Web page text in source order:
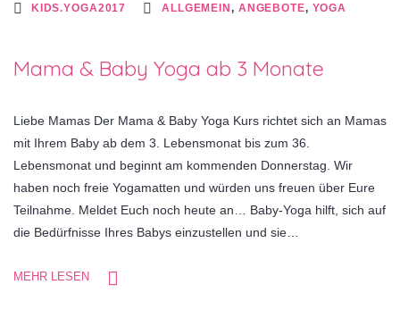
KIDS.YOGA2017 ALLGEMEIN, ANGEBOTE, YOGA
Mama & Baby Yoga ab 3 Monate
Liebe Mamas Der Mama & Baby Yoga Kurs richtet sich an Mamas
mit Ihrem Baby ab dem 3. Lebensmonat bis zum 36.
Lebensmonat und beginnt am kommenden Donnerstag. Wir
haben noch freie Yogamatten und würden uns freuen über Eure
Teilnahme. Meldet Euch noch heute an… Baby-Yoga hilft, sich auf
die Bedürfnisse Ihres Babys einzustellen und sie…
MEHR LESEN